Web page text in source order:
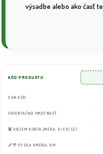
výsadbe alebo ako časť
KÓD PRODUKTU
EAN KÓD
ORIENTAČNÁ HMOTNOSŤ
🗑️ OBJEM KONTAJNERA: K/CO/CLT
📏🌴 VÝSKA KMEŇA: KM